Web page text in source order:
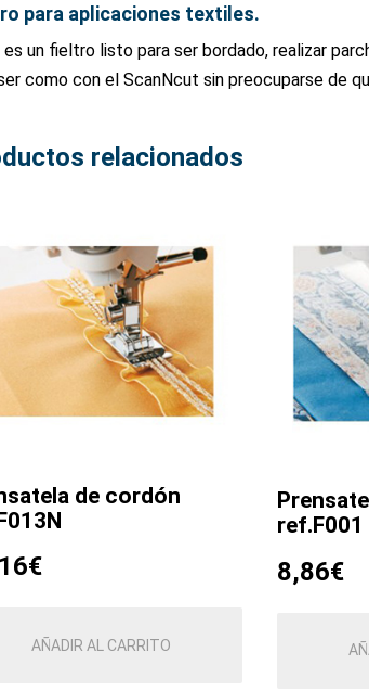
para aplicaciones textiles.
es un fieltro listo para ser bordado, realizar
como con el ScanNcut sin preocuparse de
relacionados
de cordón
€
AÑADIR AL CARRITO
ref.F001
8,86€